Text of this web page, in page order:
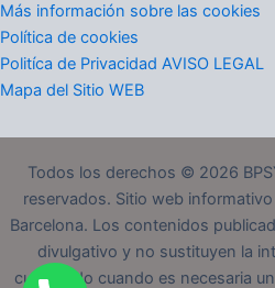
Más información sobre las cookies
Política de cookies
Politíca de Privacidad AVISO LEGAL
Mapa del Sitio WEB
Todos los derechos © 2026
reservados. Sitio web
Barcelona. Los contenidos
divulgativo y no sustituyen la
cualificado cuando es necesaria